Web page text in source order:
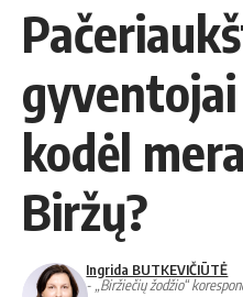
kodėl
Biržų?
Ingrida BUTKEVIČIŪTĖ
- „Biržiečių žodžio“